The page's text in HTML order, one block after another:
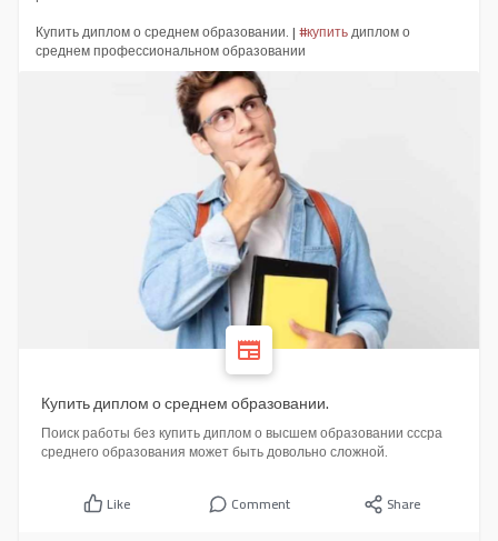
Купить диплом о среднем образовании. |#купитьдиплом о
среднем профессиональном образовании
Купить диплом о среднем образовании.
Поиск работы без купить диплом о высшем образовании сссра
среднего образования может быть довольно сложной.
Like Comment Share